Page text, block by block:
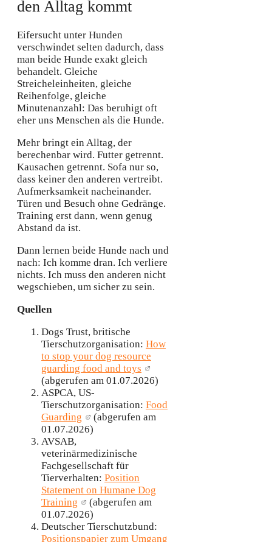
den Alltag kommt
Eifersucht unter Hunden
verschwindet selten dadurch, dass
man beide Hunde exakt gleich
behandelt. Gleiche
Streicheleinheiten, gleiche
Reihenfolge, gleiche
Minutenanzahl: Das beruhigt oft
eher uns Menschen als die Hunde.
Mehr bringt ein Alltag, der
berechenbar wird. Futter getrennt.
Kausachen getrennt. Sofa nur so,
dass keiner den anderen vertreibt.
Aufmerksamkeit nacheinander.
Türen und Besuch ohne Gedränge.
Training erst dann, wenn genug
Abstand da ist.
Dann lernen beide Hunde nach und
nach: Ich komme dran. Ich verliere
nichts. Ich muss den anderen nicht
wegschieben, um sicher zu sein.
Quellen
Dogs Trust, britische
Tierschutzorganisation: How
to stop your dog resource
guarding food and toys
(abgerufen am 01.07.2026)
ASPCA, US-
Tierschutzorganisation: Food
Guarding
(abgerufen am
01.07.2026)
AVSAB,
veterinärmedizinische
Fachgesellschaft für
Tierverhalten: Position
Statement on Humane Dog
Training
(abgerufen am
01.07.2026)
Deutscher Tierschutzbund:
Positionspapier zum Umgang